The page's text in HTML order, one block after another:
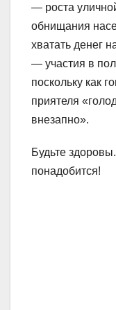
— роста
обнищания
хватать денег
— участия в
поскольку как
приятеля
внезапно».
Будьте
понадобится!